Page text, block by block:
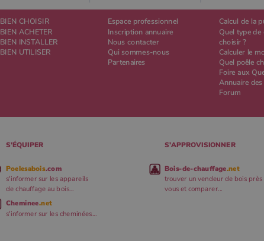
BIEN CHOISIR
BIEN ACHETER
BIEN INSTALLER
BIEN UTILISER
Espace professionnel
Inscription annuaire
Nous contacter
Qui sommes-nous
Partenaires
Calcul de la
Quel type
choisir ?
Calculer le
Quel poêle
Foire aux
Annuaire
Forum
S'ÉQUIPER
Poelesabois.com
s'informer sur les appareils
de chauffage au bois...
Cheminee.net
s'informer sur les cheminées...
S'APPROVISIONNER
Bois-de-chauffage.net
trouver un vendeur de bois
vous et comparer...